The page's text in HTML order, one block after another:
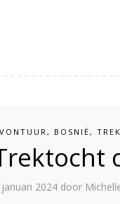
, BOSNIË,
2024 door